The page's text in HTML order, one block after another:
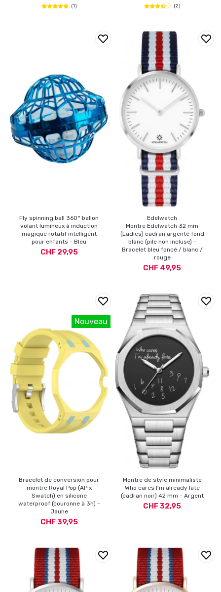
(1) (2)
Fly spinning ball 360° ballon
volant lumineux à induction
magique rotatif intelligent
pour enfants - Bleu
CHF 29,95
Edelwatch
Montre Edelwatch 32 mm
(Ladies) cadran argenté fond
blanc (pile non incluse) -
Bracelet bleu foncé / blanc /
rouge
CHF 49,95
Bracelet de conversion pour
montre Royal Pop (AP x
Swatch) en silicone
waterproof (couronne à 3h) -
Jaune
CHF 39,95
Nouveau
Montre de style minimaliste
Who cares I'm already late
(cadran noir) 42 mm - Argent
CHF 32,95